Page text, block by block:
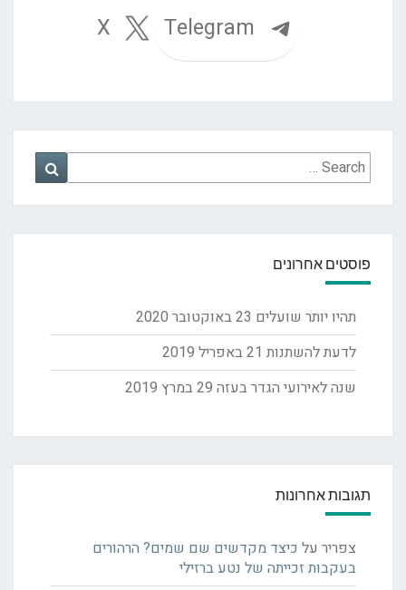
Telegram
X
Search
for:
Search
פוסטים אחרונים
תהיו יותר שועלים 23 באוקטובר 2020
לדעת להשתנות 21 באפריל 2019
שנה לאירועי הגדר בעזה 29 במרץ 2019
תגובות אחרונות
צפרירעל כיצד מקדשים שם שמים? הרהורים
בעקבות זכייתה של נטע ברזילי